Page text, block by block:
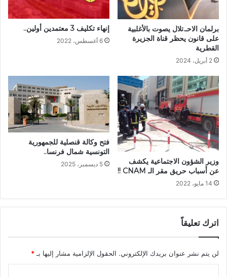
برلمان الاحـ.تلال يصوت بالأغلبية
على قانون يحظر قناة الجزيرة
القطرية
2 أبريل، 2024
إنهاء تكليف 3 معتمدين أولين..
6 أغسطس، 2022
وزير الشؤون الاجتماعية يكشف
عن أسباب حريق مقر الـ CNAM !!
14 مايو، 2022
فتح وكالة قنصلية للجمهورية
التونسية شمال فرنسا..
5 ديسمبر، 2025
اترك تعليقاً
لن يتم نشر عنوان بريدك الإلكتروني. الحقول الإلزامية مشار إليها بـ *